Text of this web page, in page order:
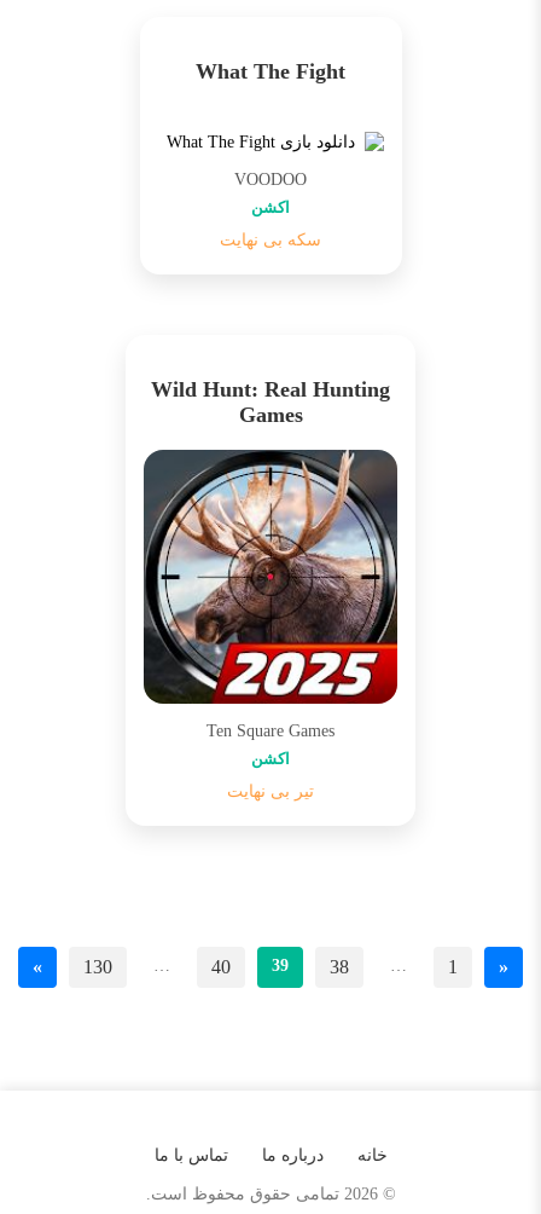
What The Fight
VOODOO
اکشن
سکه بی نهایت
Wild Hunt: Real Hunting
Games
Ten Square Games
اکشن
تیر بی نهایت
صفحه‌بندی
نوشته‌ها
«
1
…
38
39
40
…
130
»
خانه درباره ما تماس با ما
© 2026 تمامی حقوق محفوظ است.